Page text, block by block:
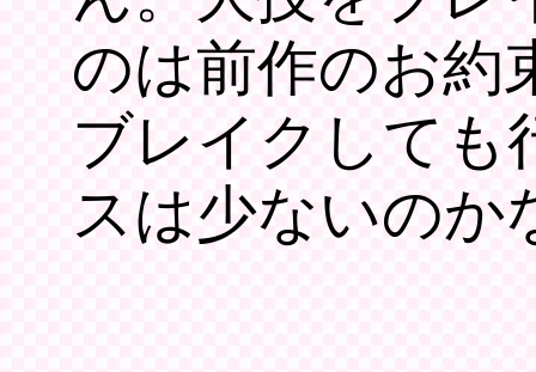
のは前作のお約
ブレイクしても
スは少ないのか